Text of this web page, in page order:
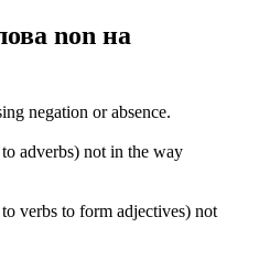
non на
negation or absence.
adverbs) not in the way
verbs to form adjectives) not